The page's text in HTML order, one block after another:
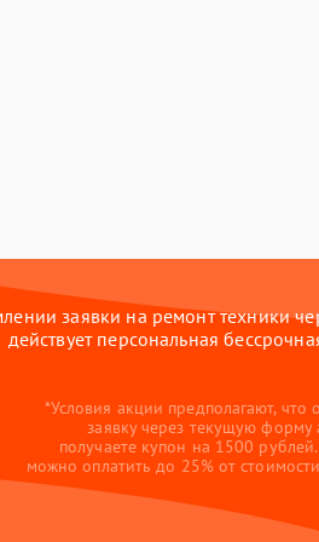
заявки на ремонт техники
действует персональная
*Условия акции предполагают, что
заявку через текущую форму
получаете купон на 1500
можно оплатить до 25% от